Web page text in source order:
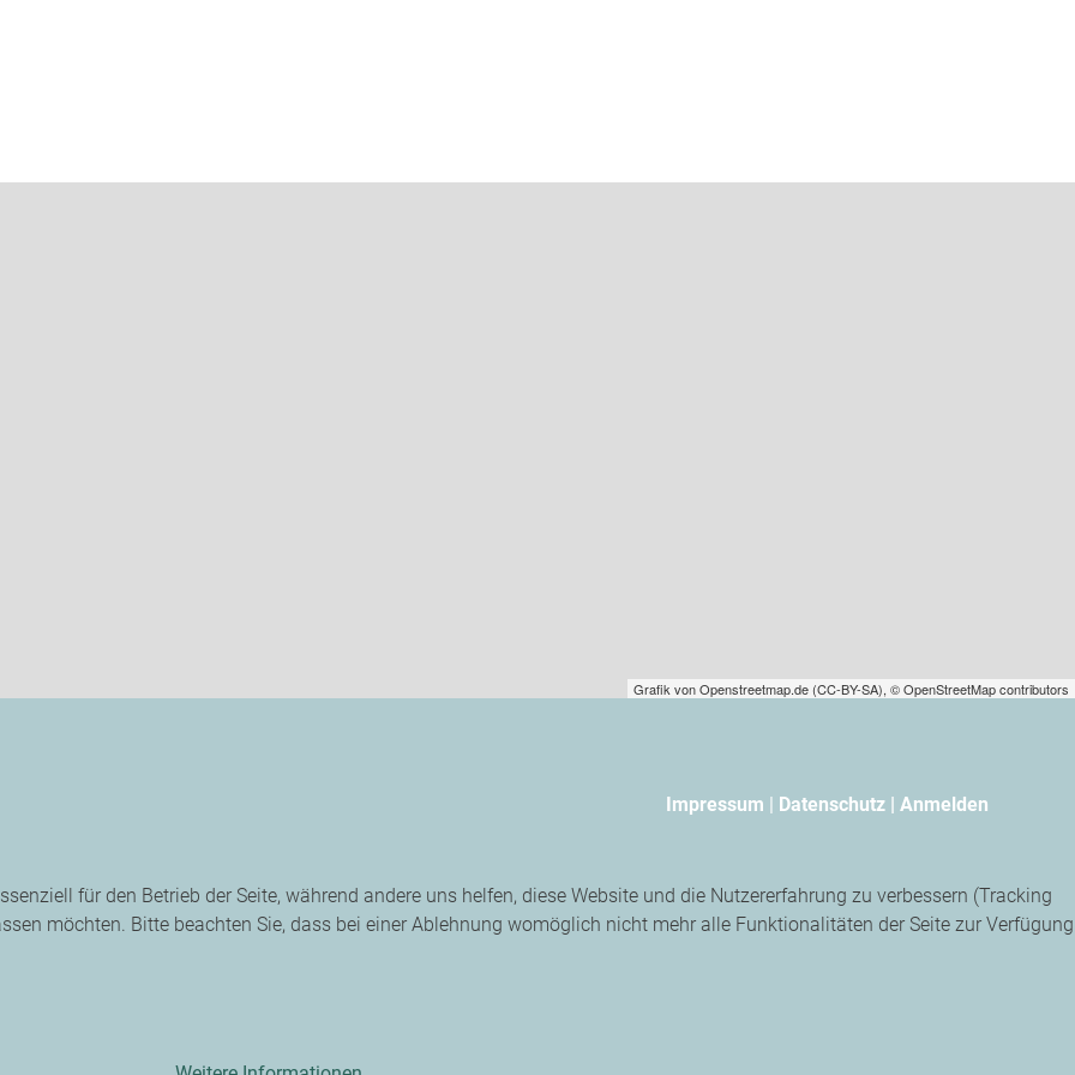
Grafik vonOpenstreetmap.de (CC-BY-SA), © OpenStreetMap contributors
Impressum | Datenschutz | Anmelden
für den Betrieb der Seite, während andere uns helfen, diese Website und die Nutzererfahrung zu verbessern (Tracking
möchten. Bitte beachten Sie, dass bei einer Ablehnung womöglich nicht mehr alle Funktionalitäten der Seite zur Verfügung